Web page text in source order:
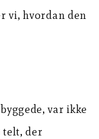
vi, hvordan den
var ikke
telt, der